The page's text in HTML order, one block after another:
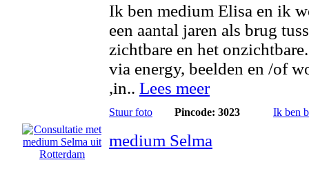
Ik ben medium Elisa en ik
een aantal jaren als brug
zichtbare en het
via energy, beelden en /of
,in.. Lees meer
Stuur foto Pincode: 3023 Ik ben
medium Selma